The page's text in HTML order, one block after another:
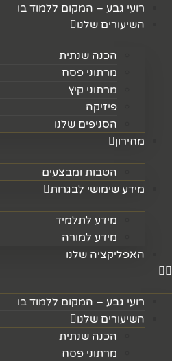
רועי גבע – המקום ללמוד בו
השיעורים שלנו
הכנה שנתית
מרתוני פסח
מרתוני קיץ
פיזיקה
הסניפים שלנו
מחירון
הטבות ומבצעים
מידע שימושי לבגרות
מידע לתלמיד
מידע למורה
האפליקציה שלנו
רועי גבע – המקום ללמוד בו
השיעורים שלנו
הכנה שנתית
מרתוני פסח